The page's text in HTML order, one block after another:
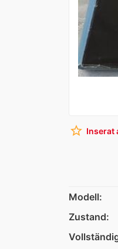
star_border Inserat
Modell:
Zustand: